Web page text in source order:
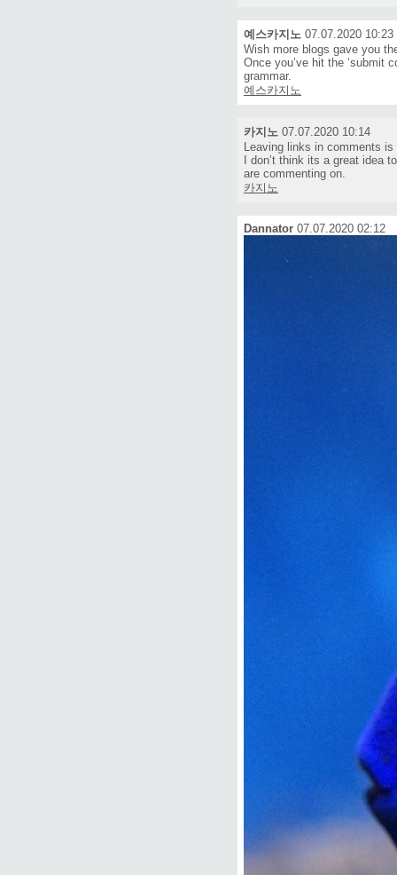
예스카지노 07.07.2020 10:23
Wish more blogs gave you
Once you’ve hit the ‘submit
grammar.
예스카지노
카지노 07.07.2020 10:14
Leaving links in comments
I don’t think its a great
are commenting on.
카지노
Dannator 07.07.2020 02:12